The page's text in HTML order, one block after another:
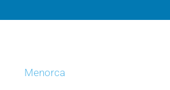
Menorca